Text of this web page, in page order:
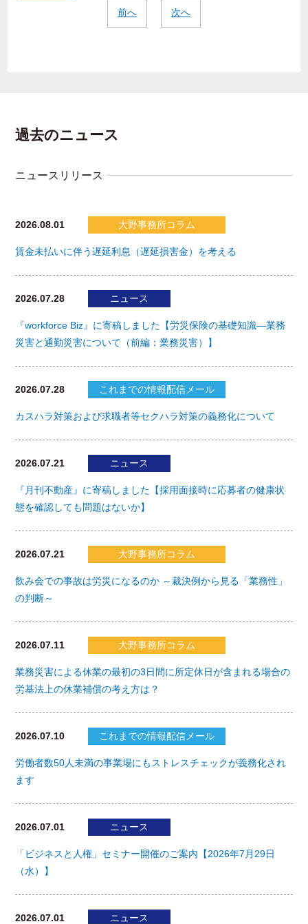
前へ
次へ
過去のニュース
ニュースリリース
2026.08.01 大野事務所コラム
賃金未払いに伴う遅延利息（遅延損害金）を考える
2026.07.28 ニュース
『workforce Biz』に寄稿しました【労災保険の基礎知識―業務
災害と通勤災害について（前編：業務災害）】
2026.07.28 これまでの情報配信メール
カスハラ対策および求職者等セクハラ対策の義務化について
2026.07.21 ニュース
『月刊不動産』に寄稿しました【採用面接時に応募者の健康状
態を確認しても問題はないか】
2026.07.21 大野事務所コラム
飲み会での事故は労災になるのか ～裁決例から見る「業務性」
の判断～
2026.07.11 大野事務所コラム
業務災害による休業の最初の3日間に所定休日が含まれる場合の
労基法上の休業補償の考え方は？
2026.07.10 これまでの情報配信メール
労働者数50人未満の事業場にもストレスチェックが義務化され
ます
2026.07.01 ニュース
「ビジネスと人権」セミナー開催のご案内【2026年7月29日
（水）】
2026.07.01 ニュース